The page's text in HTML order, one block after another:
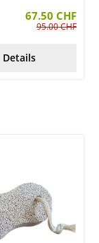
von 5 Sternen
67.50 CHF
95.00 CHF
Details